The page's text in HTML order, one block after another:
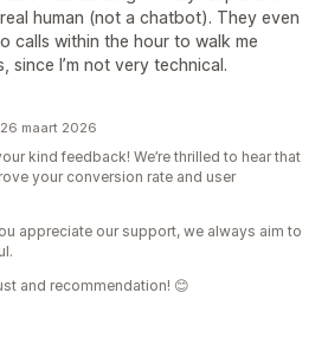
human (not a chatbot). They even
calls within the hour to walk me
since I’m not very technical.
maart 2026
kind feedback! We’re thrilled to hear that
your conversion rate and user
appreciate our support, we always aim to
and recommendation! 😊